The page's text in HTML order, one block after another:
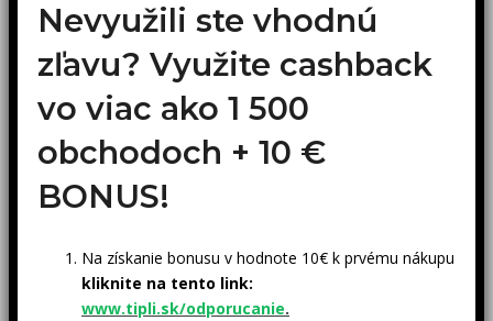
Nevyužili ste vhodnú
zľavu? Využite cashback
vo viac ako 1 500
obchodoch + 10 €
BONUS!
Na získanie bonusu v hodnote 10€ k prvému nákupu
kliknite na tento link:
www.tipli.sk/odporucanie.